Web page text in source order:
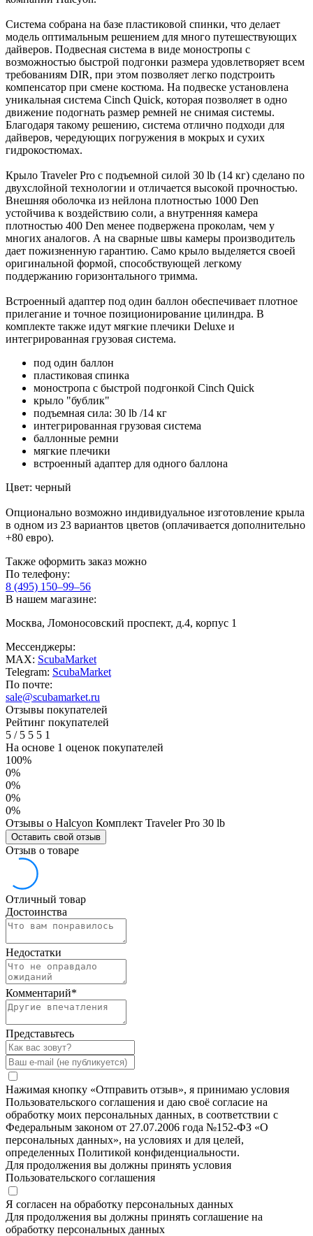
Система собрана на базе пластиковой спинки, что делает
модель оптимальным решением для много путешествующих
дайверов. Подвесная система в виде моностропы с
возможностью быстрой подгонки размера удовлетворяет всем
требованиям DIR, при этом позволяет легко подстроить
компенсатор при смене костюма. На подвеске установлена
уникальная система Cinch Quick, которая позволяет в одно
движение подогнать размер ремней не снимая системы.
Благодаря такому решению, система отлично подходи для
дайверов, чередующих погружения в мокрых и сухих
гидрокостюмах.
Крыло Traveler Pro с подъемной силой 30 lb (14 кг) сделано по
двухслойной технологии и отличается высокой прочностью.
Внешняя оболочка из нейлона плотностью 1000 Den
устойчива к воздействию соли, а внутренняя камера
плотностью 400 Den менее подвержена проколам, чем у
многих аналогов. А на сварные швы камеры производитель
дает пожизненную гарантию. Само крыло выделяется своей
оригинальной формой, способствующей легкому
поддержанию горизонтального тримма.
Встроенный адаптер под один баллон обеспечивает плотное
прилегание и точное позиционирование цилиндра. В
комплекте также идут мягкие плечики Deluxe и
интегрированная грузовая система.
под один баллон
пластиковая спинка
моностропа с быстрой подгонкой Cinch Quick
крыло "бублик"
подъемная сила: 30 lb /14 кг
интегрированная грузовая система
баллонные ремни
мягкие плечики
встроенный адаптер для одного баллона
Цвет: черный
Опционально возможно индивидуальное изготовление крыла
в одном из 23 вариантов цветов (оплачивается дополнительно
+80 евро).
Также оформить заказ можно
По телефону:
8 (495) 150–99–56
В нашем магазине:
Москва, Ломоносовский проспект, д.4, корпус 1
Мессенджеры:
MAX: ScubaMarket
Telegram: ScubaMarket
По почте:
sale@scubamarket.ru
Отзывы покупателей
Рейтинг покупателей
5 /5 5 5 1
На основе 1 оценок покупателей
100%
0%
0%
0%
0%
Отзывы о Halcyon Комплект Traveler Pro 30 lb
Оставить свой отзыв
Отзыв о товаре
Отличный товар
Достоинства
Недостатки
Комментарий*
Представьтесь
Нажимая кнопку «Отправить отзыв», я принимаю условия
Пользовательского соглашения и даю своё согласие на
обработку моих персональных данных, в соответствии с
Федеральным законом от 27.07.2006 года №152-ФЗ «О
персональных данных», на условиях и для целей,
определенных Политикой конфиденциальности.
Для продолжения вы должны принять условия
Пользовательского соглашения
Я согласен на обработку персональных данных
Для продолжения вы должны принять соглашение на
обработку персональных данных